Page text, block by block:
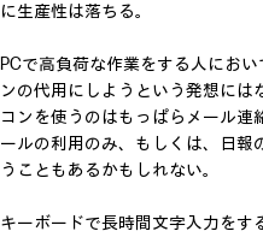
に生産性は落ちる。
PCで高負荷な作業をする人にお
ンの代用にしようという発想には
コンを使うのはもっぱらメール連
ールの利用のみ、もしくは、日報
うこともあるかもしれない。
キーボードで長時間文字入力を